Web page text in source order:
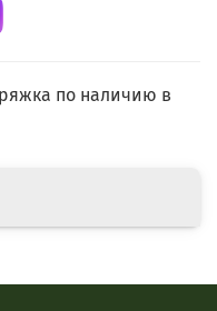
по наличию в